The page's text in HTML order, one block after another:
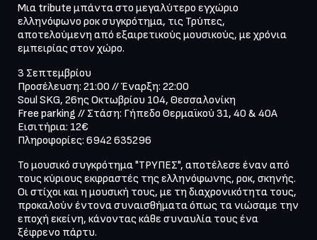
Mια tribute μπάντα στο μεγαλύτερο εγχώριο
ελληνόφωνο ροκ συγκρότημα, τις Τρύπες,
αποτελούμενη από εξαιρετικούς μουσικούς, με χρόνια
εμπειρίας στον χώρο.
3 Σεπτεμβρίου
Προσέλευση: 21:00 // Έναρξη: 22:00
Soul SKG, 26ης Οκτωβρίου 104, Θεσσαλονίκη
Free parking // Στάση: Γήπεδο Θερμαϊκού 31, 40 & 40Α
Εισιτήρια: 12€
Πληροφορίες: 6942 635296
Το μουσικό συγκρότημα "ΤΡΥΠΕΣ", αποτέλεσε έναν από
τους κύριους εκφραστές της ελληνόφωνης, ροκ, σκηνής.
Οι στίχοι και η μουσική τους, με τη διαχρονικότητα τους,
προκαλούν έντονα συναισθήματα όπως τα νιώσαμε την
εποχή εκείνη, κάνοντας κάθε συναυλία τους ένα
ξέφρενο πάρτυ.